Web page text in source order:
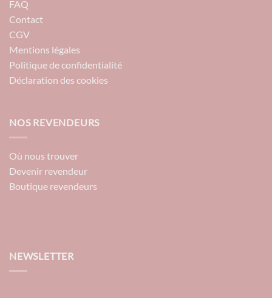
FAQ
Contact
CGV
Mentions légales
Politique de confidentialité
Déclaration des cookies
NOS REVENDEURS
Où nous trouver
Devenir revendeur
Boutique revendeurs
NEWSLETTER